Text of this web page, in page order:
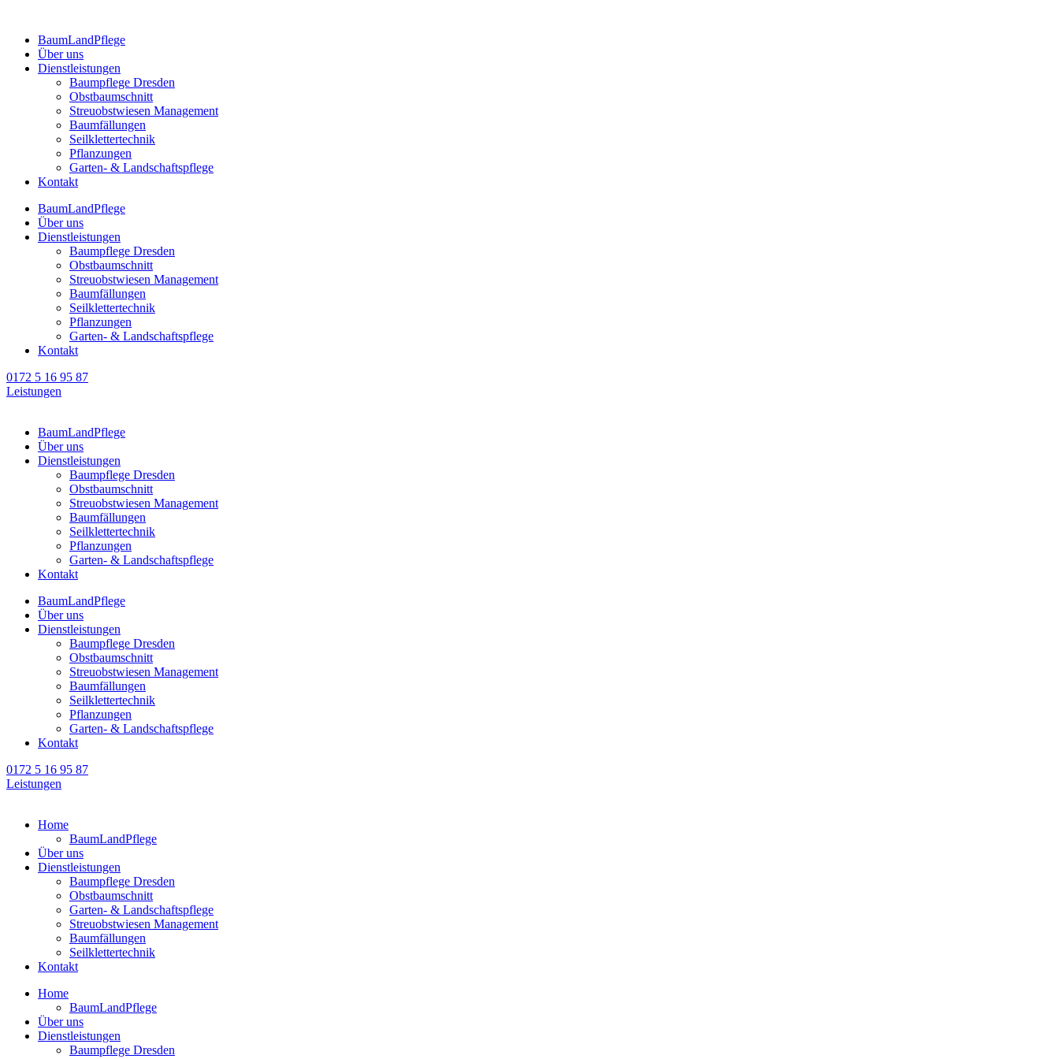
BaumLandPflege
Über uns
Dienstleistungen
Baumpflege Dresden
Obstbaumschnitt
Streuobstwiesen Management
Baumfällungen
Seilklettertechnik
Pflanzungen
Garten- & Landschaftspflege
Kontakt
BaumLandPflege
Über uns
Dienstleistungen
Baumpflege Dresden
Obstbaumschnitt
Streuobstwiesen Management
Baumfällungen
Seilklettertechnik
Pflanzungen
Garten- & Landschaftspflege
Kontakt
0172 5 16 95 87
Leistungen
BaumLandPflege
Über uns
Dienstleistungen
Baumpflege Dresden
Obstbaumschnitt
Streuobstwiesen Management
Baumfällungen
Seilklettertechnik
Pflanzungen
Garten- & Landschaftspflege
Kontakt
BaumLandPflege
Über uns
Dienstleistungen
Baumpflege Dresden
Obstbaumschnitt
Streuobstwiesen Management
Baumfällungen
Seilklettertechnik
Pflanzungen
Garten- & Landschaftspflege
Kontakt
0172 5 16 95 87
Leistungen
Home
BaumLandPflege
Über uns
Dienstleistungen
Baumpflege Dresden
Obstbaumschnitt
Garten- & Landschaftspflege
Streuobstwiesen Management
Baumfällungen
Seilklettertechnik
Kontakt
Home
BaumLandPflege
Über uns
Dienstleistungen
Baumpflege Dresden